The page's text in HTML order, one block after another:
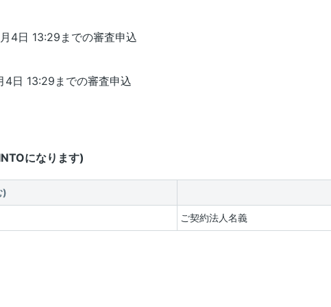
4日 13:29までの審査申込
4日 13:29までの審査申込
になります)
)
ご契約法人名義